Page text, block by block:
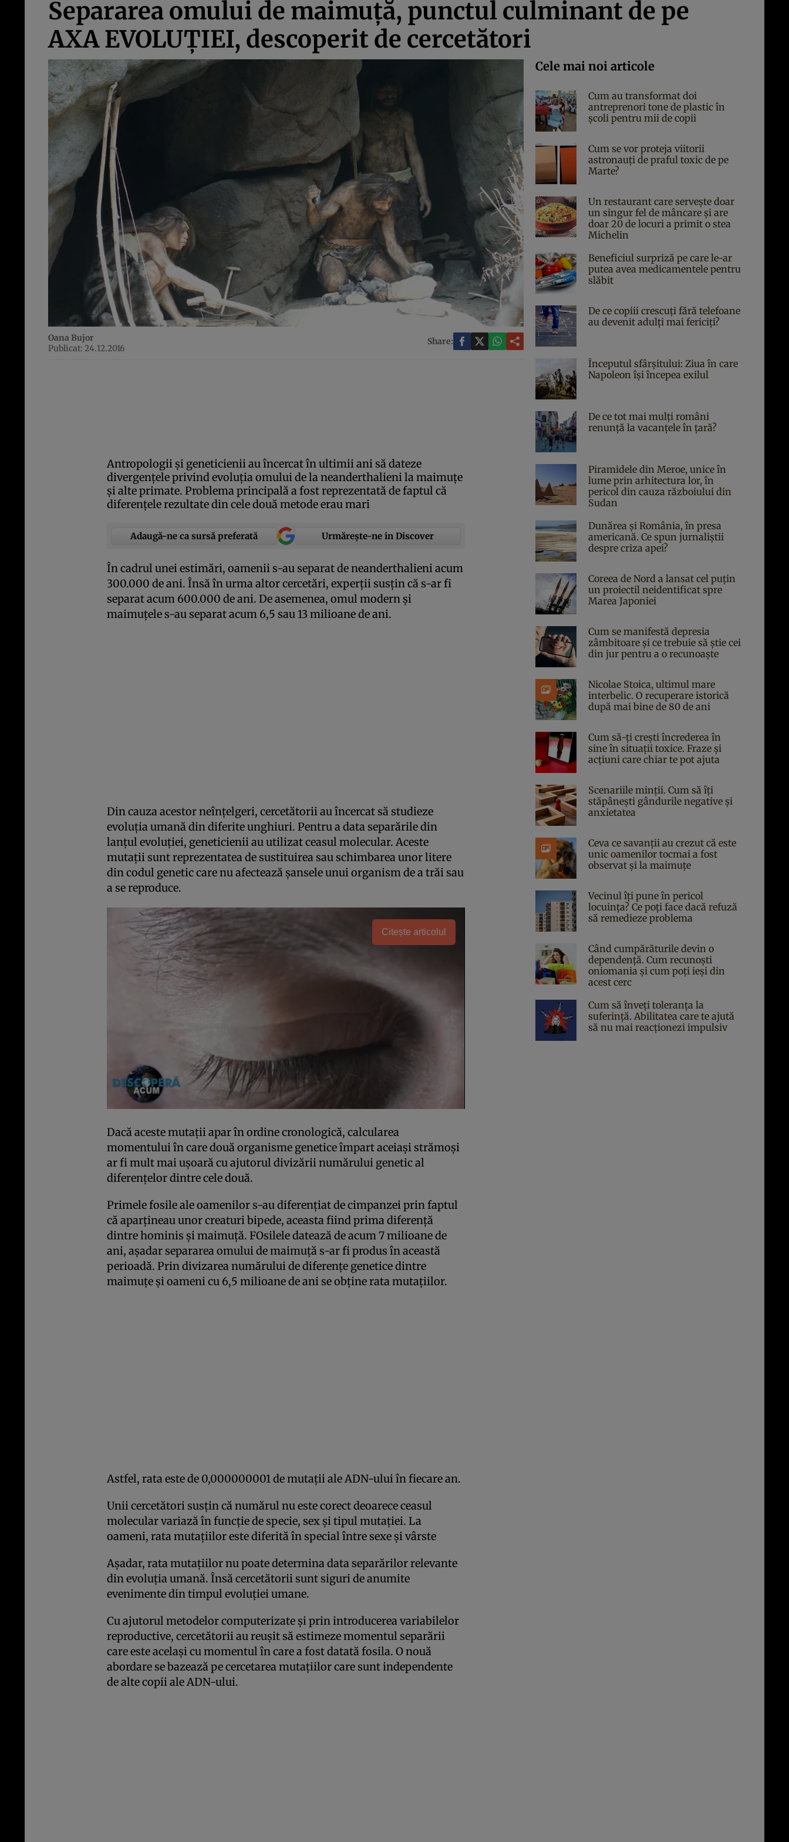
Separarea omului de maimuţă, punctul culminant de pe
AXA EVOLUŢIEI, descoperit de cercetători
Oana Bujor
Publicat: 24.12.2016
Share:
Antropologii şi geneticienii au încercat în ultimii ani să dateze
divergenţele privind evoluţia omului de la neanderthalieni la maimuţe
şi alte primate. Problema principală a fost reprezentată de faptul că
diferenţele rezultate din cele două metode erau mari
Adaugă-ne ca sursă preferată Urmărește-ne in Discover
În cadrul unei estimări, oamenii s-au separat de neanderthalieni acum
300.000 de ani. Însă în urma altor cercetări, experţii susţin că s-ar fi
separat acum 600.000 de ani. De asemenea, omul modern şi
maimuţele s-au separat acum 6,5 sau 13 milioane de ani.
Din cauza acestor neînţelgeri, cercetătorii au încercat să studieze
evoluţia umană din diferite unghiuri. Pentru a data separările din
lanţul evoluţiei, geneticienii au utilizat ceasul molecular. Aceste
mutaţii sunt reprezentatea de sustituirea sau schimbarea unor litere
din codul genetic care nu afectează şansele unui organism de a trăi sau
a se reproduce.
Citește articolul
Dacă aceste mutaţii apar în ordine cronologică, calcularea
momentului în care două organisme genetice împart aceiaşi strămoşi
ar fi mult mai uşoară cu ajutorul divizării numărului genetic al
diferenţelor dintre cele două.
Primele fosile ale oamenilor s-au diferenţiat de cimpanzei prin faptul
că aparţineau unor creaturi bipede, aceasta fiind prima diferenţă
dintre hominis şi maimuţă. FOsilele datează de acum 7 milioane de
ani, aşadar separarea omului de maimuţă s-ar fi produs în această
perioadă. Prin divizarea numărului de diferenţe genetice dintre
maimuţe şi oameni cu 6,5 milioane de ani se obţine rata mutaţiilor.
Astfel, rata este de 0,000000001 de mutaţii ale ADN-ului în fiecare an.
Unii cercetători susţin că numărul nu este corect deoarece ceasul
molecular variază în funcţie de specie, sex şi tipul mutaţiei. La
oameni, rata mutaţiilor este diferită în special între sexe şi vârste
Aşadar, rata mutaţiilor nu poate determina data separărilor relevante
din evoluţia umană. Însă cercetătorii sunt siguri de anumite
evenimente din timpul evoluţiei umane.
Cu ajutorul metodelor computerizate şi prin introducerea variabilelor
reproductive, cercetătorii au reuşit să estimeze momentul separării
care este acelaşi cu momentul în care a fost datată fosila. O nouă
abordare se bazează pe cercetarea mutaţiilor care sunt independente
de alte copii ale ADN-ului.
Cele mai noi articole
Cum au transformat doi
antreprenori tone de plastic în
școli pentru mii de copii
Cum se vor proteja viitorii
astronauți de praful toxic de pe
Marte?
Un restaurant care servește doar
un singur fel de mâncare și are
doar 20 de locuri a primit o stea
Michelin
Beneficiul surpriză pe care le-ar
putea avea medicamentele pentru
slăbit
De ce copiii crescuți fără telefoane
au devenit adulți mai fericiți?
Începutul sfârşitului: Ziua în care
Napoleon îşi începea exilul
De ce tot mai mulți români
renunță la vacanțele în țară?
Piramidele din Meroe, unice în
lume prin arhitectura lor, în
pericol din cauza războiului din
Sudan
Dunărea și România, în presa
americană. Ce spun jurnaliștii
despre criza apei?
Coreea de Nord a lansat cel puțin
un proiectil neidentificat spre
Marea Japoniei
Cum se manifestă depresia
zâmbitoare și ce trebuie să știe cei
din jur pentru a o recunoaște
Nicolae Stoica, ultimul mare
interbelic. O recuperare istorică
după mai bine de 80 de ani
Cum să-ți crești încrederea în
sine în situații toxice. Fraze și
acțiuni care chiar te pot ajuta
Scenariile minții. Cum să îți
stăpânești gândurile negative și
anxietatea
Ceva ce savanții au crezut că este
unic oamenilor tocmai a fost
observat și la maimuțe
Vecinul îți pune în pericol
locuința? Ce poți face dacă refuză
să remedieze problema
Când cumpărăturile devin o
dependență. Cum recunoști
oniomania și cum poți ieși din
acest cerc
Cum să înveți toleranța la
suferință. Abilitatea care te ajută
să nu mai reacționezi impulsiv